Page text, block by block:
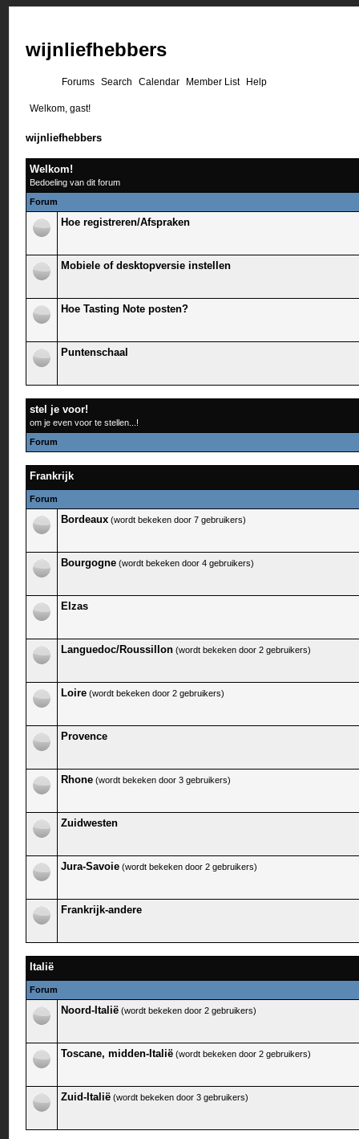
wijnliefhebbers
Forums Search Calendar Member List Help
Welkom, gast!
wijnliefhebbers
Welkom!
Bedoeling van dit forum
Forum
Hoe registreren/Afspraken
Mobiele of desktopversie instellen
Hoe Tasting Note posten?
Puntenschaal
stel je voor!
om je even voor te stellen...!
Forum
Frankrijk
Forum
Bordeaux (wordt bekeken door 7 gebruikers)
Bourgogne (wordt bekeken door 4 gebruikers)
Elzas
Languedoc/Roussillon (wordt bekeken door 2 gebruikers)
Loire (wordt bekeken door 2 gebruikers)
Provence
Rhone (wordt bekeken door 3 gebruikers)
Zuidwesten
Jura-Savoie (wordt bekeken door 2 gebruikers)
Frankrijk-andere
Italië
Forum
Noord-Italië (wordt bekeken door 2 gebruikers)
Toscane, midden-Italië (wordt bekeken door 2 gebruikers)
Zuid-Italië (wordt bekeken door 3 gebruikers)